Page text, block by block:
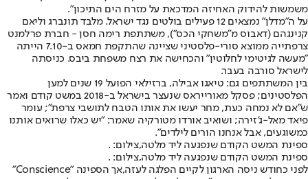
משמשות להידוק האחיזה המדכאת על מזרח הים התיכון".
על ה"מדלן" נמצאים 12 פעילים בולטים נגד ישראל. מלבד תונברג וליאם
קנינגהם (דאבוס מ"משחקי הכס"), משתתפת רימה חסן - חברת פרלמנט
צרפתייה ממוצא סורי-פלסטיני שציינה שהתקפת חמאס ב-7.10 הייתה
"מעשה לגיטימי לחלוטין" והכחישה את רצח משפחת ביבס. כניסתה
לישראל סורבה בעבר.
בין המשתתפים גם: טיאגו אבילה, ברזילאי הפועל 19 שנים למען
הפלסטינים; פסקל מאורייראס שנעצר בישראל ב-2018 במשט קודם ואמר
ש"אם לא נמחה כעת, מחר יעשו את אותו הטבח לתושבי צרפת"; עומר
פיאד מאל-ג'זירה; ושואיב אורדו מטורקיה שאמר: "יש כאלו שרואים אותנו
כמשוגעים, אבל אנחנו הורים לילדים".
ספינת המשט הקודם שנפגעה ליד מלטה,צילום: .
ספינת המשט הקודם שנפגעה ליד מלטה,צילום: .
לפני כחודש ניסה הארגון לקיים הפלגה לעזה,
אך הספינה "Conscience"